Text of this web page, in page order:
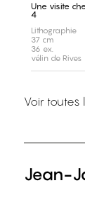
Une visite
4
Lithographie
37 cm
36 ex.
vélin de Rives
Voir
Jean-